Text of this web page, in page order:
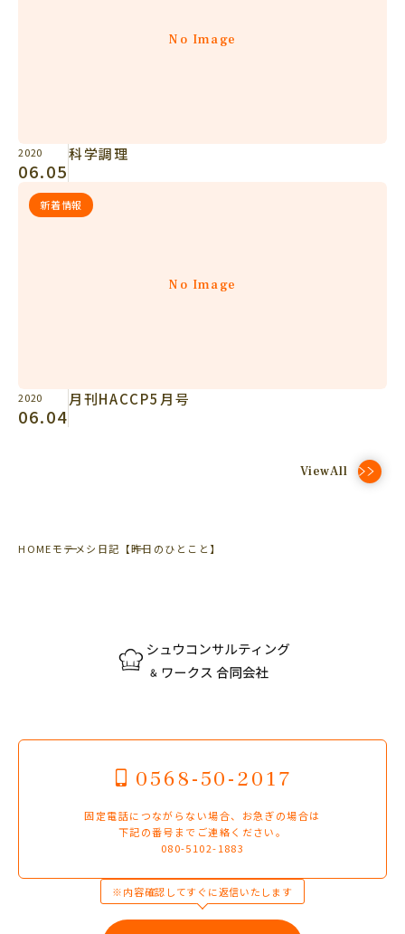
No Image
2020
06.05
科学調理
No Image
新着情報
2020
06.04
月刊HACCP5月号
ViewAll
HOMEモテメシ日記 【昨日のひとこと】
0568-50-2017
固定電話につながらない場合、お急ぎの場合は
下記の番号までご連絡ください。
080-5102-1883
※内容確認してすぐに返信いたします